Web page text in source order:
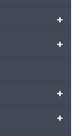
+
+
+
+